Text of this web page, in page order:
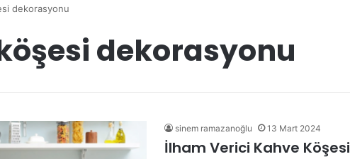
dekorasyonu
dekorasyonu
sinem ramazanoğlu 13 Mart 2024
İlham Verici Kahve Köşesi